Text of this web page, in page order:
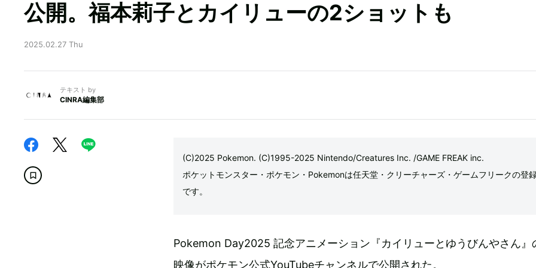
公開。福本莉子とカイリューの2ショットも
2025.02.27 Thu
テキスト by
CINRA編集部
(C)2025 Pokemon. (C)1995-2025 Nintendo/Creatures Inc. /GAME FREAK inc.
ポケットモンスター・ポケモン・Pokemonは任天堂・クリーチャーズ・ゲームフリークの登
です。
Pokemon Day2025 記念アニメーション『カイリューとゆうびんやさん』
映像がポケモン公式YouTubeチャンネルで公開された。